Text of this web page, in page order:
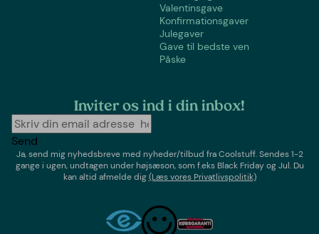
Valentinsgave
Konfirmationsgaver
Julegaver
Gave til bedste ven
Påske
Inviter os ind i din inbox!
Send
Ja, send mig nyhedsbreve med nyheder/tilbud fraCoolstuff. Sendes 1-2
gange i ugen,undtagen under højsæson, som f.eks Black Friday og Jul. Du
kan altid afmelde dig(Læs vores Privatlivspolitik)